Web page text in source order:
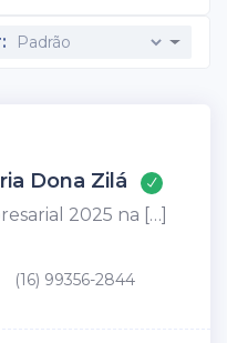
Dona Zilá
2025 na […]
(16) 99356-2844